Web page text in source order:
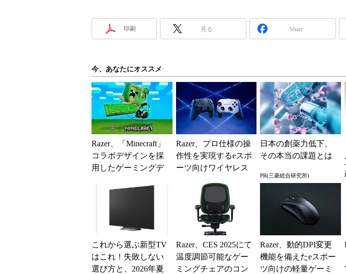
印刷 見る Share
今、あなたにオススメ
Razer、「Minecraft」
コラボデザインを採
用したゲーミングデ
Razer、プロ仕様の操
作性を実現するeスポ
ーツ向けワイヤレス
日本の創薬力低下、
その本当の課題とは
PR(三菱総合研究所)
これから選ぶ新型TV
はこれ！失敗しない
選び方と、2026年夏
Razer、CES 2025にて
温度調節可能なゲー
ミングチェアのコン
Razer、動的DPI変更
機能を備えたeスポー
ツ向けの軽量ゲーミ